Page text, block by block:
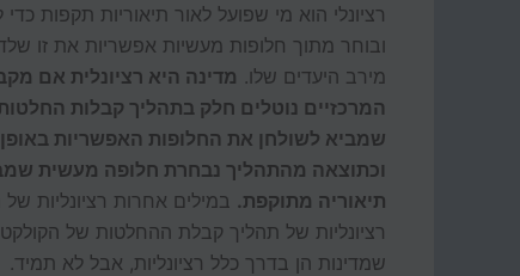
רציונלי הוא מי שפועל לאור תיאוריות תקפות
ובוחר מתוך חלופות מעשיות אפשריות את זו
מירב היעדים שלו. מדינה היא רציונלית אם
המרכזיים נוטלים חלק בתהליך קבלות
שמביא לשולחן את החלופות האפשריות באופן
וכתוצאה מהתהליך נבחרת חלופה מעשית
תיאוריה מתוקפת. במילים אחרות רציונליות של
רציונליות של תהליך קבלת ההחלטות של
שמדינות הן בדרך כלל רציונליות, אבל לא תמיד.